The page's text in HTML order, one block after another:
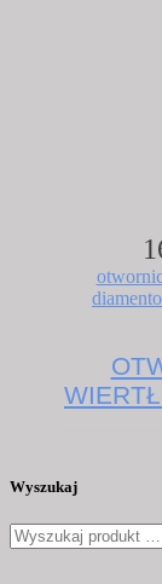
Wyszukaj